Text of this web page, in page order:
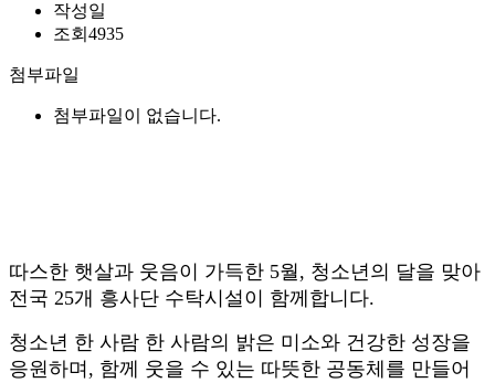
작성일
조회 4935
첨부파일
첨부파일이 없습니다.
따스한 햇살과 웃음이 가득한 5월, 청소년의 달을 맞아
전국 25개 흥사단 수탁시설이 함께합니다.
청소년 한 사람 한 사람의 밝은 미소와 건강한 성장을
응원하며, 함께 웃을 수 있는 따뜻한 공동체를 만들어